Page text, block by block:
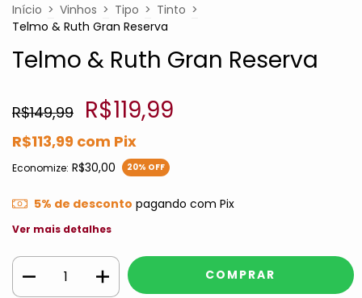
Início > Vinhos > Tipo > Tinto >
Telmo & Ruth Gran Reserva
Telmo & Ruth Gran Reserva
R$149,99 R$119,99
R$113,99 com Pix
Economize: R$30,00 20% OFF
5% de desconto pagando com Pix
Ver mais detalhes